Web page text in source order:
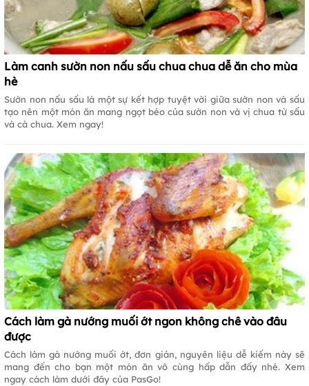
Làm canh sườn non nấu sấu chua chua dễ ăn cho mùa
hè
Sườn non nấu sấu là một sự kết hợp tuyệt vời giữa sườn non và sấu
tạo nên một món ăn mang ngọt béo của sườn non và vị chua từ sấu
và cà chua. Xem ngay!
Cách làm gà nướng muối ớt ngon không chê vào đâu
được
Cách làm gà nướng muối ớt, đơn giản, nguyên liệu dễ kiếm này sẽ
mang đến cho bạn một món ăn vô cùng hấp dẫn đấy nhé. Xem
ngay cách làm dưới đây của PasGo!